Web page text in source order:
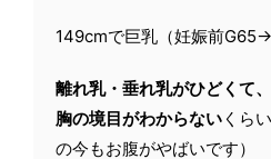
149cmで巨乳（妊娠前
離れ乳・垂れ乳がひどくて
胸の境目がわからない くら
の今もお腹がやばいです）